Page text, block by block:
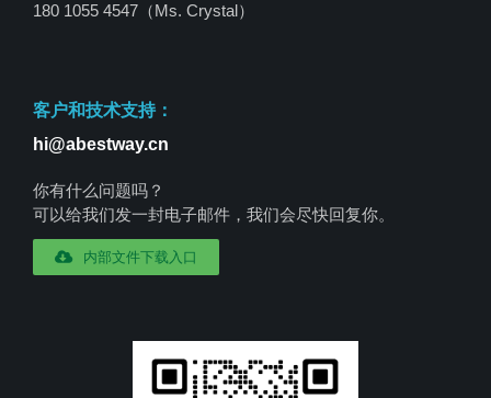
180 1055 4547 （Ms. Crystal）
客户和技术支持：
hi@abestway.cn
你有什么问题吗？
可以给我们发一封电子邮件，我们会尽快回复你。
内部文件下载入口